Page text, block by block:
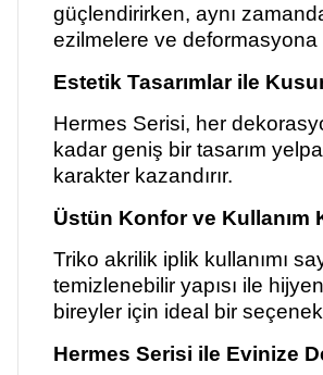
güçlendirirken, aynı
ezilmelere ve deformasyona
Estetik Tasarımlar ile
Hermes Serisi, her
kadar geniş bir tasarım
karakter kazandırır.
Üstün Konfor ve Kullanım
Triko akrilik iplik kullanımı
temizlenebilir yapısı ile
bireyler için ideal bir
Hermes Serisi ile Evinize